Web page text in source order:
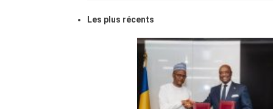
Les plus récents